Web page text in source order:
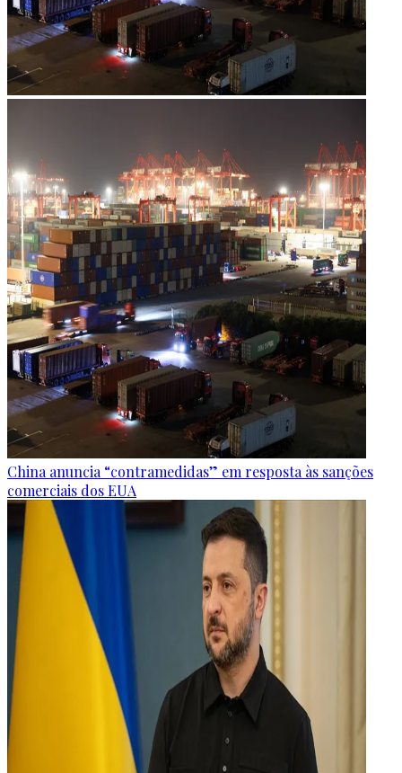
China anuncia “contramedidas” em resposta às sanções
comerciais dos EUA